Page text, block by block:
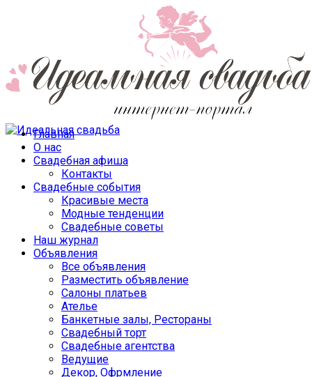
Главная
О нас
Свадебная афиша
Контакты
Свадебные события
Красивые места
Модные тенденции
Свадебные советы
Наш журнал
Объявления
Все объявления
Разместить объявление
Салоны платьев
Ателье
Банкетные залы, Рестораны
Свадебный торт
Свадебные агентства
Ведущие
Декор, Офрмление